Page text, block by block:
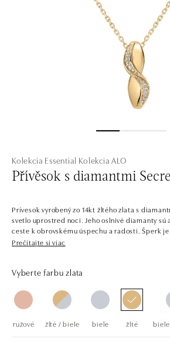
Kolekcia Essential Kolekcia ALO
Přívěsok s diamantmi
Prívesok vyrobený zo 14kt žltého zlata s
svetlo uprostred noci. Jeho oslnivé diamanty sú
ceste k obrovskému úspechu a radosti. Šperk
Essential. Diamantové šperky sú základom každej šperkovnice. Sú
kombinujú všetky farby zlata a jemných
vyrába v Čechách šperky z diamantov a drahých
rokov. Každý šperk je tak originál a je tiež
alebo diamantový náramok alebo náhrdelník,
šperk, ale aj múdru investíciu. Prívesok sa
Prečítajte si viac
Vyberte farbu zlata
ružové žlté / biele biele žlté